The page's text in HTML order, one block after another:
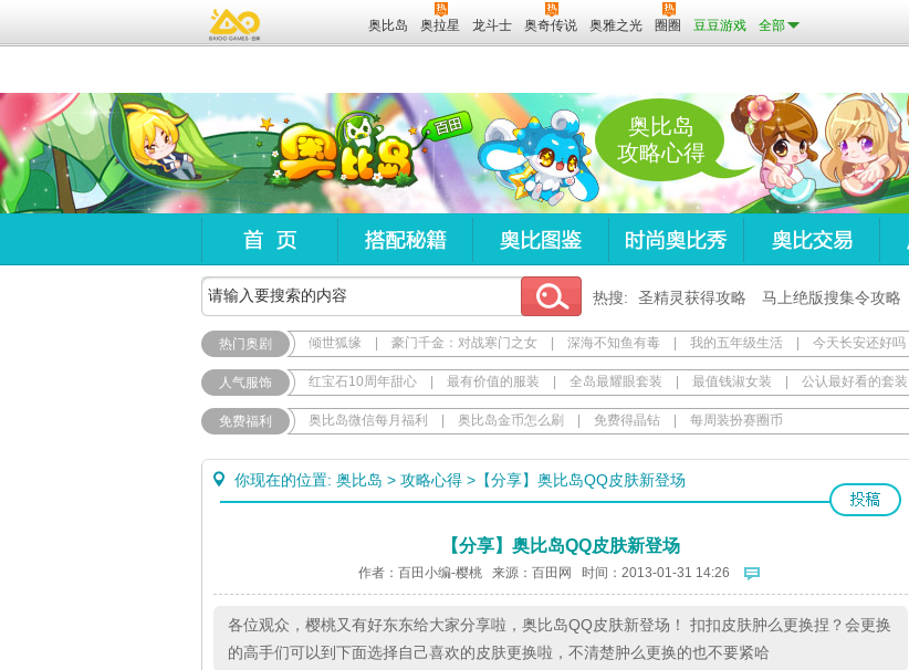
奥比岛 奥拉星 龙斗士 奥奇传说 奥雅之光 圈圈 豆豆游戏 全部
奥比岛
攻略心得
热搜: 圣精灵获得攻略 马上绝版搜集令攻略
热门奥剧 倾世狐缘 豪门千金：对战寒门之女 深海不知鱼有毒 我的五年级生活 今天长安还好吗
人气服饰 红宝石10周年甜心 最有价值的服装 全岛最耀眼套装 最值钱淑女装 公认最好看的套装
免费福利 奥比岛微信每月福利 奥比岛金币怎么刷 免费得晶钻 每周装扮赛圈币
你现在的位置: 奥比岛 > 攻略心得 > 【分享】奥比岛QQ皮肤新登场
【分享】奥比岛QQ皮肤新登场
作者：百田小编-樱桃 来源： 百田网 时间：2013-01-31 14:26
各位观众，樱桃又有好东东给大家分享啦，奥比岛QQ皮肤新登场！ 扣扣皮肤肿么更换捏？会更换
的高手们可以到下面选择自己喜欢的皮肤更换啦，不清楚肿么更换的也不要紧哈